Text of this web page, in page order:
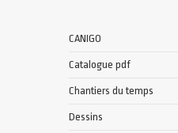
CANIGO
Catalogue pdf
Chantiers du temps
Dessins